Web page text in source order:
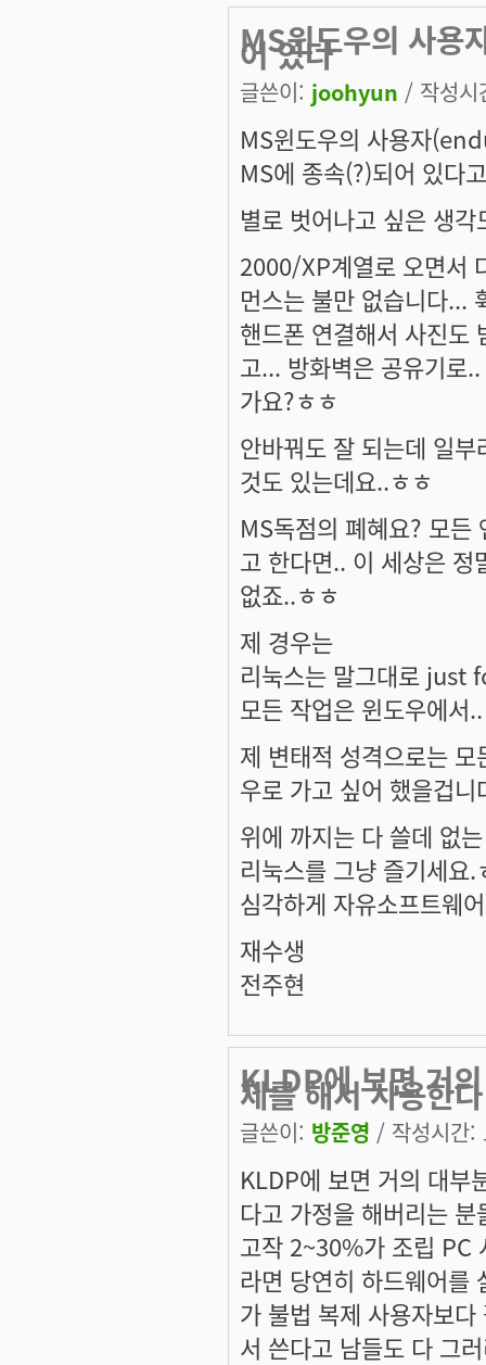
MS윈도우의 사
어 있다
글쓴이: joohyun / 작성
MS윈도우의 사용자
MS에 종속(?)되어 있다
별로 벗어나고 싶은 생
2000/XP계열로 오면서
먼스는 불만 없습니다...
핸드폰 연결해서 사진도
고... 방화벽은 공유기로
가요?ㅎㅎ
안바꿔도 잘 되는데 일
것도 있는데요..ㅎㅎ
MS독점의 폐혜요? 모든
고 한다면.. 이 세상은 정
없죠..ㅎㅎ
제 경우는
리눅스는 말그대로 just
모든 작업은 윈도우에서..
제 변태적 성격으로는
우로 가고 싶어 했을겁니
위에 까지는 다 쓸데 없
리눅스를 그냥 즐기세요.
심각하게 자유소프트웨
재수생
전주현
KLDP에 보면 거
제를 해서 사용한다
글쓴이: 방준영 / 작성시간
KLDP에 보면 거의 대부
다고 가정을 해버리는
고작 2~30%가 조립 PC
라면 당연히 하드웨어를
가 불법 복제 사용자보
서 쓴다고 남들도 다 그